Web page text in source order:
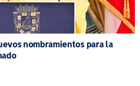
nombramientos para la